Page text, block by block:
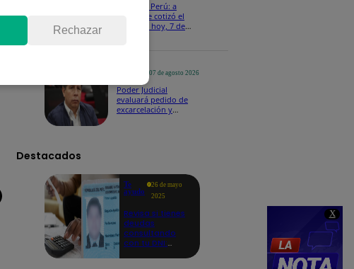
X
Dólar en Perú: a
cuánto se cotizó el
cierre de hoy, 7 de
07 de agosto 2026
Poder Judicial
evaluará pedido de
excarcelación y
Destacados
Te
ayudo
26 de mayo
2025
Revisa si tienes
deudas
consultando
con tu DNI:
detalles
Rechazar